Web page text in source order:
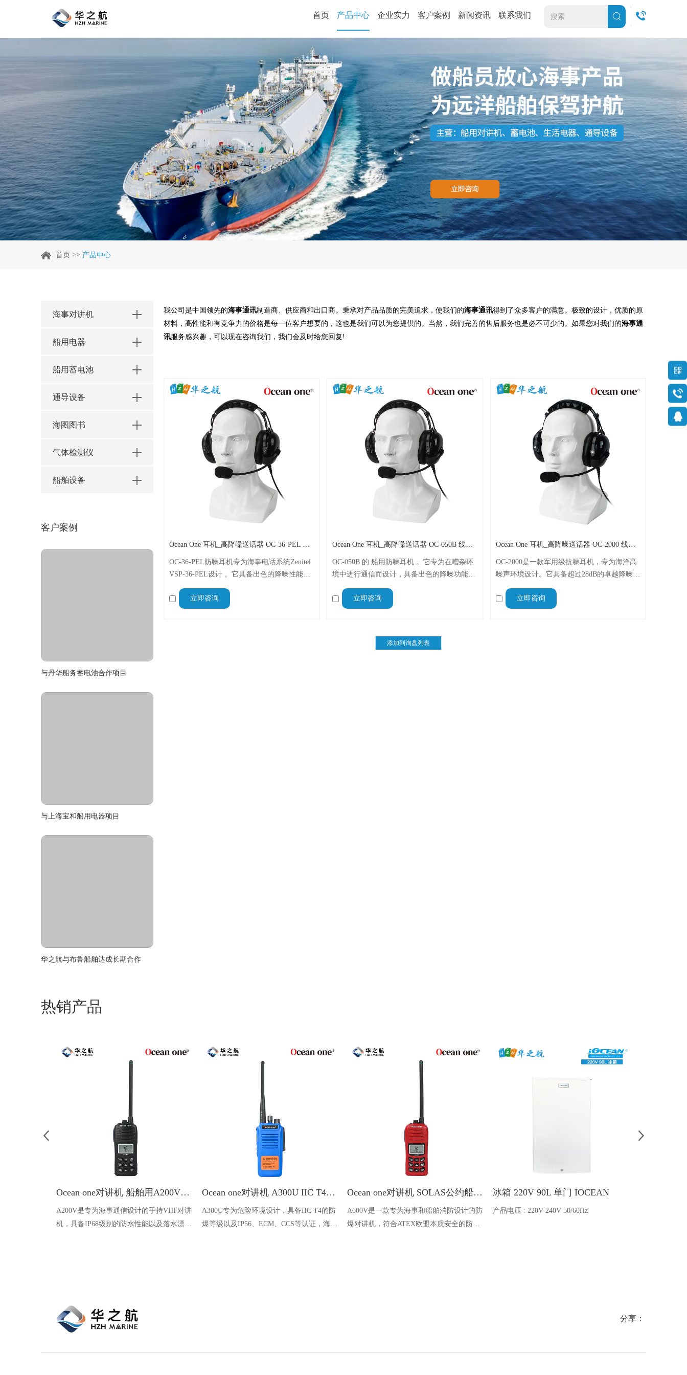
首页 产品中心 企业实力 客户案例 新闻资讯 联系我们
首页 >> 产品中心
我公司是中国领先的海事通讯制造商、供应商和出口商。秉承对产品品质的完美追求，使我们的海事通讯得到了众多客户的满意。极致的设计，优质的原
材料，高性能和有竞争力的价格是每一位客户想要的，这也是我们可以为您提供的。当然，我们完善的售后服务也是必不可少的。如果您对我们的海事通
讯服务感兴趣，可以现在咨询我们，我们会及时给您回复!
Ocean One 耳机_高降噪送话器 OC-36-PEL 线径4.2MM 线长15米
OC-36-PEL防噪耳机专为海事电话系统Zenitel
VSP-36-PEL设计 。它具备出色的降噪性能
（SNR 30 dB），配备高灵敏度动圈麦克风 和
坚固的15米连接线 。该产品采用飞线/预压接
线头端接 ，防护等级达到IP-54 ，是严苛海洋
立即咨询
Ocean One 耳机_高降噪送话器 OC-050B 线径4.2MM 线长16米
OC-050B 的 船用防噪耳机 。它专为在嘈杂环
境中进行通信而设计，具备出色的降噪功能
（信噪比 >28dB）。耳机配有灵活的麦克风，
可旋转270° 。它适用于 HANSHIN HAH-050B
电话系统，线长16米，直径4.2毫米 。
立即咨询
Ocean One 耳机_高降噪送话器 OC-2000 线长15M
OC-2000是一款军用级抗噪耳机，专为海洋高
噪声环境设计。它具备超过28dB的卓越降噪性
能，并配备可旋转麦克风和15米长电缆。其轻
量化、坚固耐用的结构使其成为MRC MR-
2000海事电话系统的理想配件 。
立即咨询
海事对讲机
船用电器
船用蓄电池
通导设备
海图图书
气体检测仪
船舶设备
客户案例
与丹华船务蓄电池合作项目
与上海宝和船用电器项目
华之航与布鲁船舶达成长期合作
热销产品
Ocean one对讲机 船舶用A200V漂浮式手持防水对讲机
A200V是专为海事通信设计的手持VHF对讲
机，具备IP68级别的防水性能以及落水漂浮
Ocean one对讲机 A300U IIC T4氢气防爆对讲机 船舶消防本质安全无线电
A300U专为危险环境设计，具备IIC T4的防
爆等级以及IP56、ECM、CCS等认证，海上
Ocean one对讲机 SOLAS公约船舶消防A600V ATEX防爆对讲机
A600V是一款专为海事和船舶消防设计的防
爆对讲机，符合ATEX欧盟本质安全的防爆
冰箱 220V 90L 单门 IOCEAN
产品电压 : 220V-240V 50/60Hz
分享：